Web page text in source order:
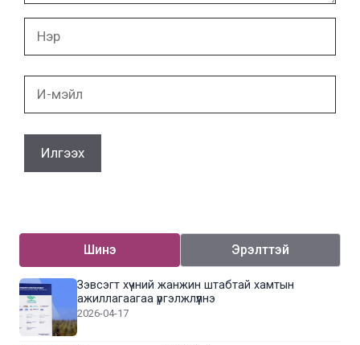
Шинэ Эрэлттэй
Зэвсэгт хүчний жанжин штабтай хамтын
ажиллагаагаа үргэлжлүүлнэ
2026-04-17